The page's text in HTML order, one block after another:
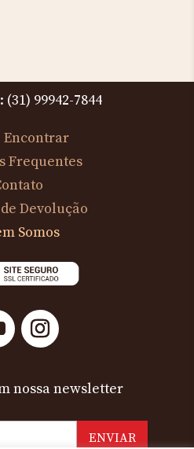
99942-7844
Encontrar
Frequentes
Devolução
Somos
nossa newsletter
ENVIAR